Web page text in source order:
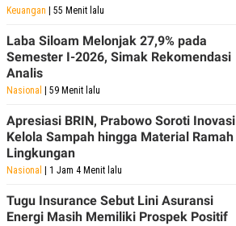
Keuangan | 55 Menit lalu
Laba Siloam Melonjak 27,9% pada
Semester I-2026, Simak Rekomendasi
Analis
Nasional | 59 Menit lalu
Apresiasi BRIN, Prabowo Soroti Inovasi
Kelola Sampah hingga Material Ramah
Lingkungan
Nasional | 1 Jam 4 Menit lalu
Tugu Insurance Sebut Lini Asuransi
Energi Masih Memiliki Prospek Positif